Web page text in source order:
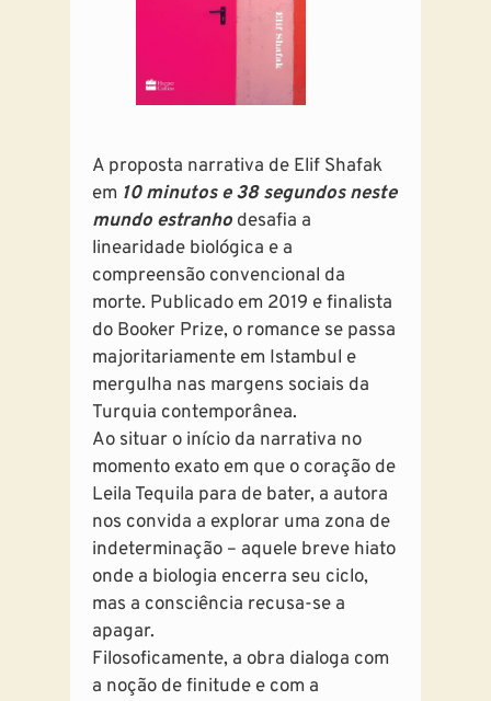
A proposta narrativa de Elif Shafak
em 10 minutos e 38 segundos neste
mundo estranho desafia a
linearidade biológica e a
compreensão convencional da
morte. Publicado em 2019 e finalista
do Booker Prize, o romance se passa
majoritariamente em Istambul e
mergulha nas margens sociais da
Turquia contemporânea.
Ao situar o início da narrativa no
momento exato em que o coração de
Leila Tequila para de bater, a autora
nos convida a explorar uma zona de
indeterminação – aquele breve hiato
onde a biologia encerra seu ciclo,
mas a consciência recusa-se a
apagar.
Filosoficamente, a obra dialoga com
a noção de finitude e com a